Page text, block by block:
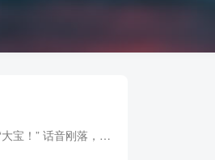
田三久捂着伤口，大喊了一声:“大宝！” 话音刚落，一个高大人影举着车座挡在身前，飞快的冲来。 弩弓不是连发，兴爷拿着弓后退，边跑边拿箭上弦。 “云峰！” 鱼哥腰部发力，直接坐着向后砸去...